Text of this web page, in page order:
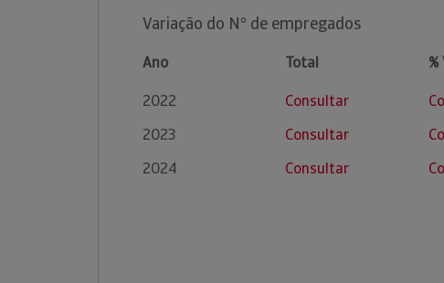
Variação do Nº de empregados
Ano Total
2022
Consultar
2023
Consultar
2024
Consultar